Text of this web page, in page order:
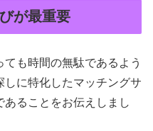
が最重要
も時間の無駄であるよう
に特化したマッチングサ
ることをお伝えしまし